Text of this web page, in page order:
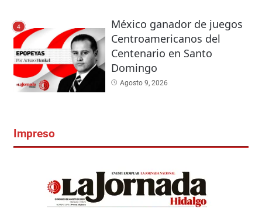
4
México ganador de juegos
Centroamericanos del
Centenario en Santo
Domingo
Agosto 9, 2026
Impreso